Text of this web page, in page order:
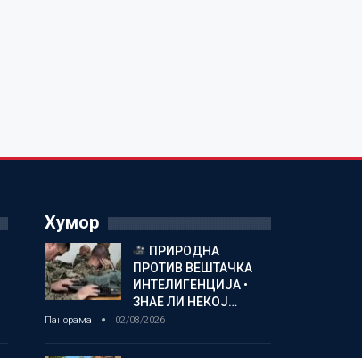
Хумор
ПРИРОДНА
ПРОТИВ ВЕШТАЧКА
ИНТЕЛИГЕНЦИЈА •
ЗНАЕ ЛИ НЕКОЈ…
Панорама 02/08/2026